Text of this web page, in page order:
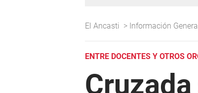
El Ancasti > Información
ENTRE DOCENTES Y OTROS